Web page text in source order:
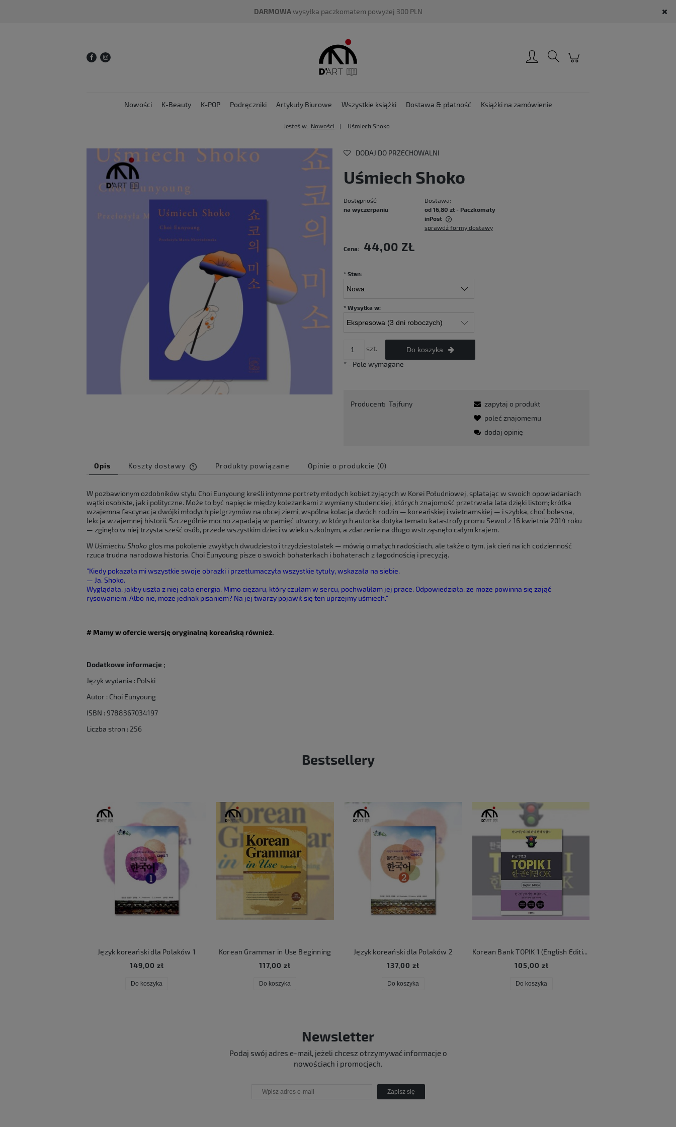
DARMOWAwysyłka paczkomatem powyżej 300 PLN
Nowości K-Beauty K-POP Podręczniki Artykuły Biurowe Wszystkie książki Dostawa & płatność Książki na zamówienie
Jesteś w: Nowości Uśmiech Shoko
DODAJ DO PRZECHOWALNI
Uśmiech Shoko
Dostępność:
na wyczerpaniu
Dostawa:
od 16,80 zł - Paczkomaty
inPost
płatności
sprawdź formy dostawy
Cena: 44,00 ZŁ
*Stan:
*Wysyłka w:
szt. Do koszyka
*- Pole wymagane
Producent: Tajfuny
zapytaj o produkt
poleć znajomemu
dodaj opinię
Opis Koszty dostawy
Cena nie zawiera ewentualnych
kosztów płatności
Produkty powiązane Opinie o produkcie (0)
W pozbawionym ozdobników stylu Choi Eunyoung kreśli intymne portrety młodych kobiet żyjących w Korei Południowej, splatając w swoich opowiadaniach
wątki osobiste, jak i polityczne. Może to być napięcie między koleżankami z wymiany studenckiej, których znajomość przetrwała lata dzięki listom; krótka
wzajemna fascynacja dwójki młodych pielgrzymów na obcej ziemi, wspólna kolacja dwóch rodzin — koreańskiej i wietnamskiej — i szybka, choć bolesna,
lekcja wzajemnej historii. Szczególnie mocno zapadają w pamięć utwory, w których autorka dotyka tematu katastrofy promu Sewol z 16 kwietnia 2014 roku
— zginęło w niej trzysta sześć osób, przede wszystkim dzieci w wieku szkolnym, a zdarzenie na długo wstrząsnęło całym krajem.
W Uśmiechu Shoko głos ma pokolenie zwykłych dwudziesto i trzydziestolatek — mówią o małych radościach, ale także o tym, jak cień na ich codzienność
rzuca trudna narodowa historia. Choi Eunyoung pisze o swoich bohaterkach i bohaterach z łagodnością i precyzją.
"Kiedy pokazała mi wszystkie swoje obrazki i przetłumaczyła wszystkie tytuły, wskazała na siebie.
— Ja. Shoko.
Wyglądała, jakby uszła z niej cała energia. Mimo ciężaru, który czułam w sercu, pochwaliłam jej prace. Odpowiedziała, że może powinna się zająć
rysowaniem. Albo nie, może jednak pisaniem? Na jej twarzy pojawił się ten uprzejmy uśmiech."
# Mamy w ofercie wersję oryginalną koreańską również.
Dodatkowe informacje ;
Język wydania : Polski
Autor : Choi Eunyoung
ISBN : 9788367034197
Liczba stron : 256
Bestsellery
Język koreański dla Polaków 1
149,00 zł
Do koszyka
Korean Grammar in Use Beginning
117,00 zł
Do koszyka
Język koreański dla Polaków 2
137,00 zł
Do koszyka
Korean Bank TOPIK 1 (English Edition)
105,00 zł
Do koszyka
Newsletter
Podaj swój adres e-mail, jeżeli chcesz otrzymywać informacje o
nowościach i promocjach.
Zapisz się